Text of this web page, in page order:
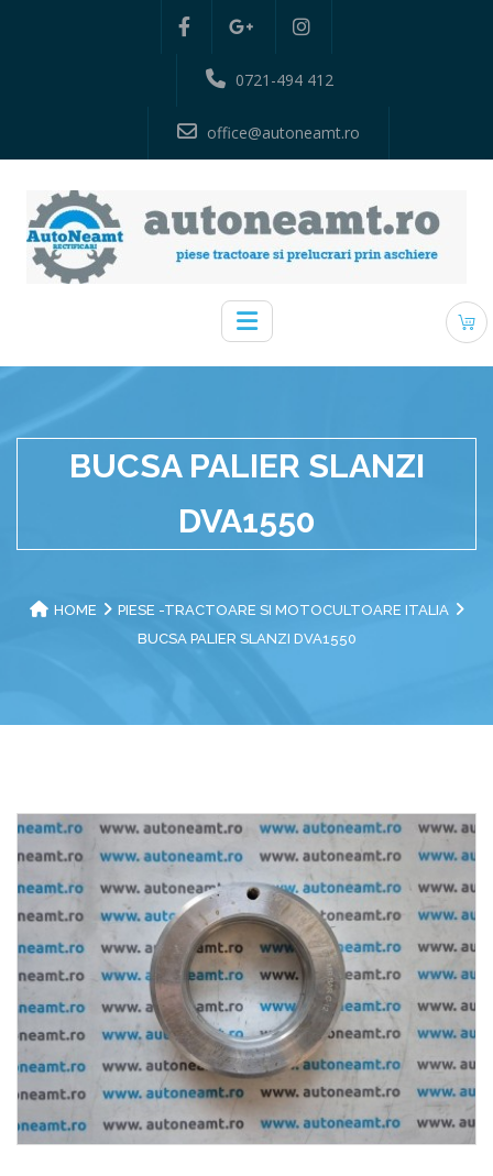
0721-494 412
office@autoneamt.ro
BUCSA PALIER SLANZI
DVA1550
HOME
PIESE -TRACTOARE SI MOTOCULTOARE ITALIA
BUCSA PALIER SLANZI DVA1550